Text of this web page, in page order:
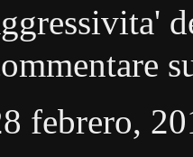
febrero,